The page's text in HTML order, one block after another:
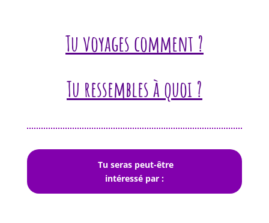
Tu voyages comment ?
Tu ressembles à quoi ?
Tu seras peut-être
intéressé par :